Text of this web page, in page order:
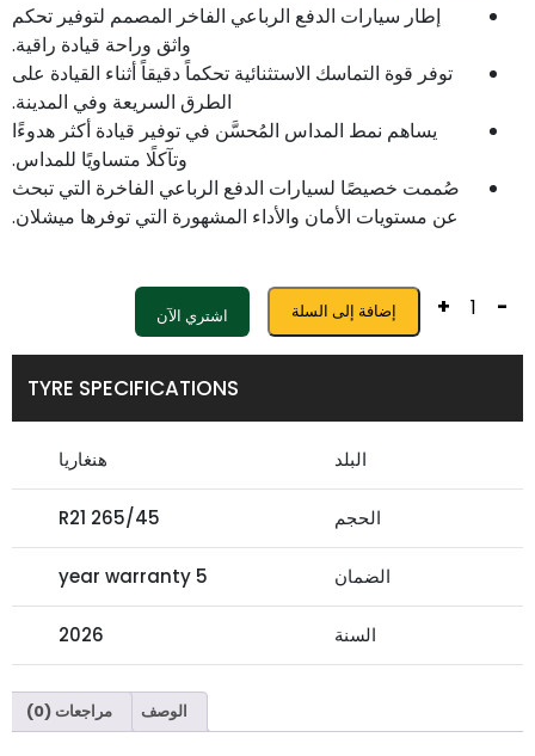
إطار سيارات الدفع الرباعي الفاخر المصمم لتوفير تحكم
واثق وراحة قيادة راقية.
توفر قوة التماسك الاستثنائية تحكماً دقيقاً أثناء القيادة على
الطرق السريعة وفي المدينة.
يساهم نمط المداس المُحسَّن في توفير قيادة أكثر هدوءًا
وتآكلًا متساويًا للمداس.
صُممت خصيصًا لسيارات الدفع الرباعي الفاخرة التي تبحث
عن مستويات الأمان والأداء المشهورة التي توفرها ميشلان.
-
+ إضافة إلى السلة اشتري الآن
TYRE SPECIFICATIONS
البلد هنغاريا
الحجم 265/45 R21
الضمان 5 year warranty
السنة 2026
الوصف مراجعات (0)